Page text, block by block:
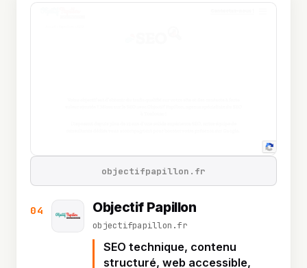
04 Objectif Papillon
objectifpapillon.fr
SEO technique, contenu
structuré, web accessible,
objectifpapillon.fr